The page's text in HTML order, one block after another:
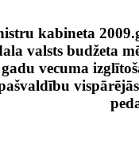
kabineta
valsts budžeta
vecuma